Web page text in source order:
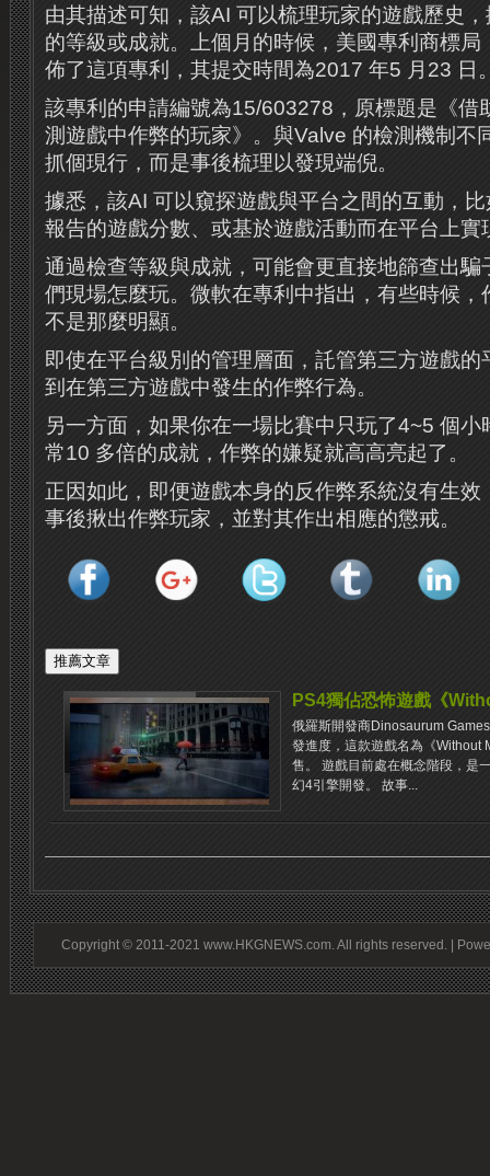
由其描述可知，該AI 可以梳理玩家的遊戲歷史
的等級或成就。上個月的時候，美國專利商標
佈了這項專利，其提交時間為2017 年5 月23 日
該專利的申請編號為15/603278，原標題是《借
測遊戲中作弊的玩家》。與Valve 的檢測機制不
抓個現行，而是事後梳理以發現端倪。
據悉，該AI 可以窺探遊戲與平台之間的互動，
報告的遊戲分數、或基於遊戲活動而在平台上實
通過檢查等級與成就，可能會更直接地篩查出騙
們現場怎麼玩。微軟在專利中指出，有些時候，
不是那麼明顯。
即使在平台級別的管理層面，託管第三方遊戲
到在第三方遊戲中發生的作弊行為。
另一方面，如果你在一場比賽中只玩了4~5 個
常10 多倍的成就，作弊的嫌疑就高高亮起了。
正因如此，即便遊戲本身的反作弊系統沒有生效
事後揪出作弊玩家，並對其作出相應的懲戒。
PS4獨佔恐怖遊戲《
俄羅斯開發商Dinosaurum
發進度，這款遊戲名為《Without
售。 遊戲目前處在概念階段，是
幻4引擎開發。 故事...
Copyright © 2011-2021 www.HKGNEWS.com. All rights reserved. |